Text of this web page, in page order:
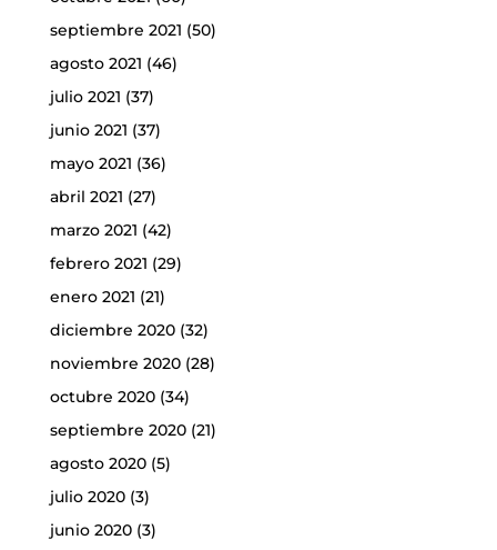
septiembre 2021 (50)
agosto 2021 (46)
julio 2021 (37)
junio 2021 (37)
mayo 2021 (36)
abril 2021 (27)
marzo 2021 (42)
febrero 2021 (29)
enero 2021 (21)
diciembre 2020(32)
noviembre 2020(28)
octubre 2020(34)
septiembre 2020(21)
agosto 2020(5)
julio 2020(3)
junio 2020(3)